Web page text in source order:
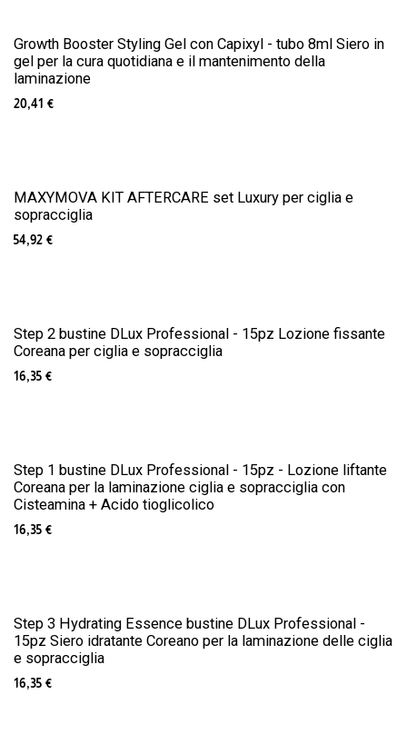
Growth Booster Styling Gel con Capixyl - tubo 8ml Siero in
gel per la cura quotidiana e il mantenimento della
laminazione
20,41 €
MAXYMOVA KIT AFTERCARE set Luxury per ciglia e
sopracciglia
54,92 €
Step 2 bustine DLux Professional - 15pz Lozione fissante
Coreana per ciglia e sopracciglia
16,35 €
Step 1 bustine DLux Professional - 15pz - Lozione liftante
Coreana per la laminazione ciglia e sopracciglia con
Cisteamina + Acido tioglicolico
16,35 €
Step 3 Hydrating Essence bustine DLux Professional -
15pz Siero idratante Coreano per la laminazione delle ciglia
e sopracciglia
16,35 €